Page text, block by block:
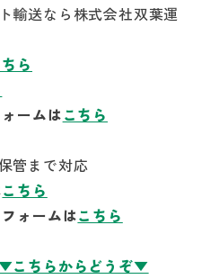
輸送なら株式会社双葉運
ら
ームはこちら
管まで対応
こちら
ォームはこちら
こちらからどうぞ▼